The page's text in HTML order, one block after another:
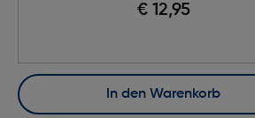
€ 12,95
In den Warenkorb